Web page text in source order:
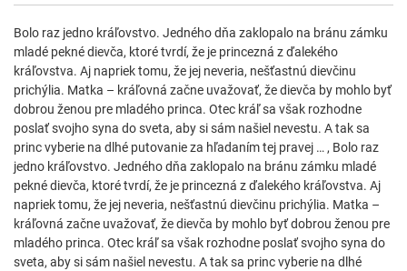
Bolo raz jedno kráľovstvo. Jedného dňa zaklopalo na bránu zámku
mladé pekné dievča, ktoré tvrdí, že je princezná z ďalekého
kráľovstva. Aj napriek tomu, že jej neveria, nešťastnú dievčinu
prichýlia. Matka – kráľovná začne uvažovať, že dievča by mohlo byť
dobrou ženou pre mladého princa. Otec kráľ sa však rozhodne
poslať svojho syna do sveta, aby si sám našiel nevestu. A tak sa
princ vyberie na dlhé putovanie za hľadaním tej pravej … , Bolo raz
jedno kráľovstvo. Jedného dňa zaklopalo na bránu zámku mladé
pekné dievča, ktoré tvrdí, že je princezná z ďalekého kráľovstva. Aj
napriek tomu, že jej neveria, nešťastnú dievčinu prichýlia. Matka –
kráľovná začne uvažovať, že dievča by mohlo byť dobrou ženou pre
mladého princa. Otec kráľ sa však rozhodne poslať svojho syna do
sveta, aby si sám našiel nevestu. A tak sa princ vyberie na dlhé